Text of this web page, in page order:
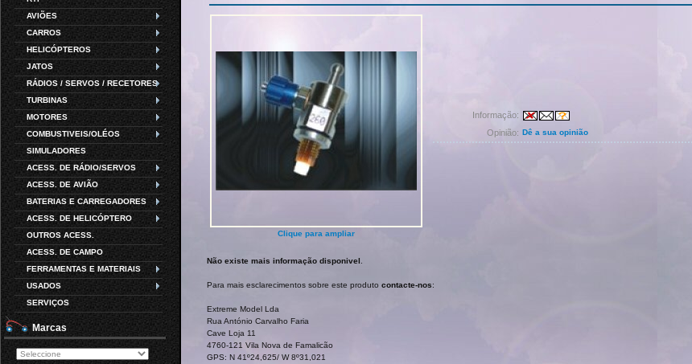
AVIÕES
CARROS
HELICÓPTEROS
JATOS
RÁDIOS / SERVOS / RECETORES
TURBINAS
MOTORES
COMBUSTIVEIS/OLÉOS
SIMULADORES
ACESS. DE RÁDIO/SERVOS
ACESS. DE AVIÃO
BATERIAS E CARREGADORES
ACESS. DE HELICÓPTERO
OUTROS ACESS.
ACESS. DE CAMPO
FERRAMENTAS E MATERIAIS
USADOS
SERVIÇOS
Marcas
Clique para ampliar
Informação:
Opinião: Dê a sua opinião
Não existe mais informação disponivel
Para mais esclarecimentos sobre este produto contacte-nos:
Extreme Model Lda
Rua António Carvalho Faria
Cave Loja 11
4760-121 Vila Nova de Famalicão
GPS: N 41º24,625/ W 8º31,021